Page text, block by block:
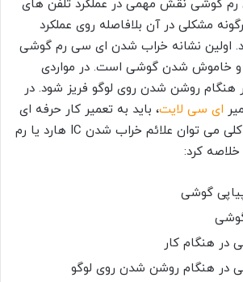
رم گوشی نقش مهمی در عملکرد تلفن های
مشکلی در آن بلافاصله روی عملکرد
اولین نشانه خراب شدن ای سی رم گوشی
و خاموش شدن گوشی است. در مواردی
روشن شدن روی لوگو فریز شود. در
ای سی لایت، باید به تعمیر کار حرفه ای
مراجعه کنید. به طور کلی می توان علائم خراب شدن IC هارد یا رم
کرد:
گوشی
در هنگام کار
در هنگام روشن شدن روی لوگو